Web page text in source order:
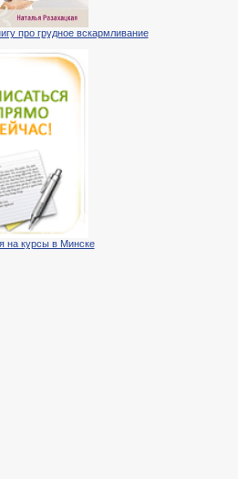
про грудное вскармливание
на курсы в Минске